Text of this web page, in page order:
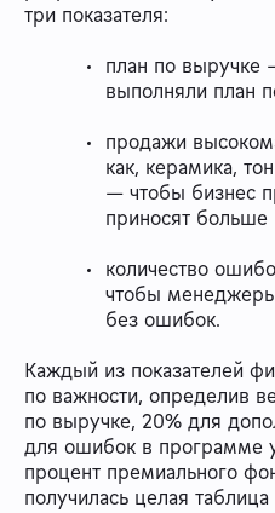
три показателя:
план по
выполняли план
продажи
как, керамика,
— чтобы бизнес
приносят
количество
чтобы
без ошибок.
Каждый из показателей
по важности, определив
по выручке, 20% для
для ошибок в программе
процент премиального
получилась целая